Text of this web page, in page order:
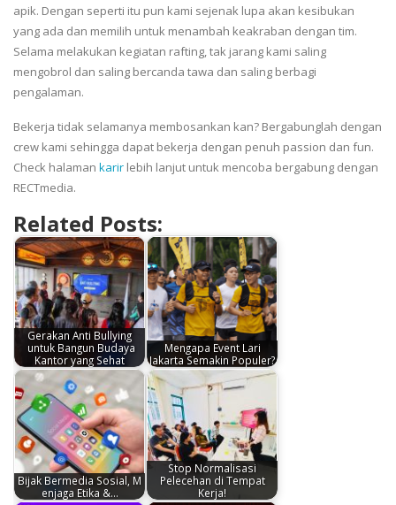
apik. Dengan seperti itu pun kami sejenak lupa akan kesibukan
yang ada dan memilih untuk menambah keakraban dengan tim.
Selama melakukan kegiatan rafting, tak jarang kami saling
mengobrol dan saling bercanda tawa dan saling berbagi
pengalaman.
Bekerja tidak selamanya membosankan kan? Bergabunglah dengan
crew kami sehingga dapat bekerja dengan penuh passion dan fun.
Check halaman karir lebih lanjut untuk mencoba bergabung dengan
RECTmedia.
Related Posts:
Gerakan Anti Bullying
untuk Bangun Budaya
Kantor yang Sehat
Mengapa Event Lari
Jakarta Semakin Populer?
Bijak Bermedia Sosial, M
enjaga Etika &…
Stop Normalisasi
Pelecehan di Tempat
Kerja!